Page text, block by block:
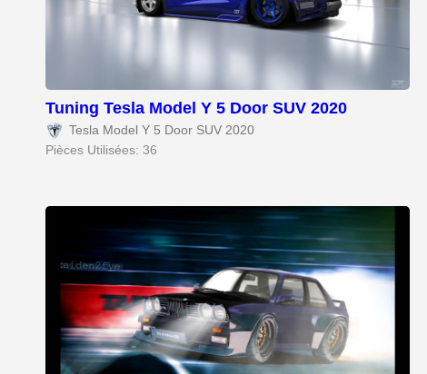
Tuning Tesla Model Y 5 Door SUV 2020
Tesla Model Y 5 Door SUV 2020
Pièces Utilisées: 36